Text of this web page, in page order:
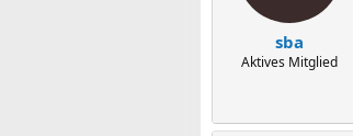
sba
Aktives Mitglied